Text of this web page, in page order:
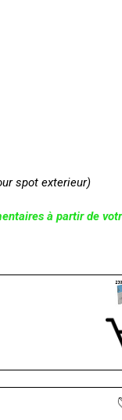
spot exterieur)
à partir de